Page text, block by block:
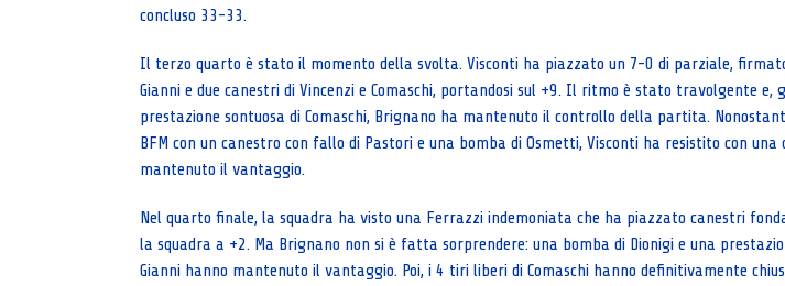
concluso 33-33.
Il terzo quarto è stato il momento della svolta. Visconti ha piazzato un 7-0 di parziale,
Gianni e due canestri di Vincenzi e Comaschi, portandosi sul +9. Il ritmo è stato travolgente e,
prestazione sontuosa di Comaschi, Brignano ha mantenuto il controllo della partita.
BFM con un canestro con fallo di Pastori e una bomba di Osmetti, Visconti ha resistito con una
mantenuto il vantaggio.
Nel quarto finale, la squadra ha visto una Ferrazzi indemoniata che ha piazzato canestri
la squadra a +2. Ma Brignano non si è fatta sorprendere: una bomba di Dionigi e una
Gianni hanno mantenuto il vantaggio. Poi, i 4 tiri liberi di Comaschi hanno definitivamente